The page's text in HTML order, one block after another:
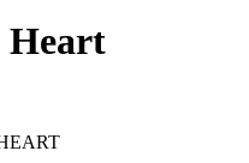
Heart